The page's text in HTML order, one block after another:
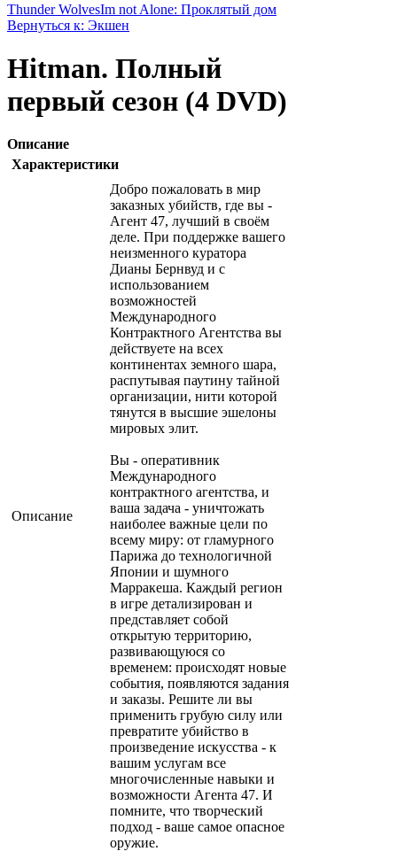
Thunder WolvesIm not Alone: Проклятый дом
Вернуться к: Экшен
Hitman. Полный
первый сезон (4 DVD)
Описание
Характеристики
Описание
Добро пожаловать в мир
заказных убийств, где вы -
Агент 47, лучший в своём
деле. При поддержке вашего
неизменного куратора
Дианы Бернвуд и с
использованием
возможностей
Международного
Контрактного Агентства вы
действуете на всех
континентах земного шара,
распутывая паутину тайной
организации, нити которой
тянутся в высшие эшелоны
мировых элит.
Вы - оперативник
Международного
контрактного агентства, и
ваша задача - уничтожать
наиболее важные цели по
всему миру: от гламурного
Парижа до технологичной
Японии и шумного
Марракеша. Каждый регион
в игре детализирован и
представляет собой
открытую территорию,
развивающуюся со
временем: происходят новые
события, появляются задания
и заказы. Решите ли вы
применить грубую силу или
превратите убийство в
произведение искусства - к
вашим услугам все
многочисленные навыки и
возможности Агента 47. И
помните, что творческий
подход - ваше самое опасное
оружие.